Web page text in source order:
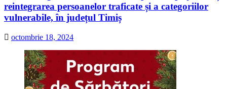
reintegrarea persoanelor traficate și a categoriilor
vulnerabile, în județul Timiș
octombrie 18, 2024